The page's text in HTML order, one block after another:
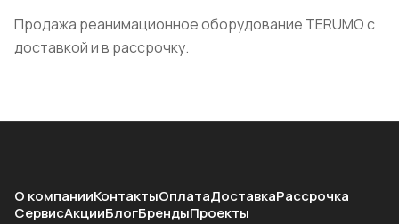
Продажа реанимационное оборудование TERUMO с
доставкой и в рассрочку.
О компанииКонтактыОплатаДоставкаРассрочка
СервисАкцииБлогБрендыПроекты